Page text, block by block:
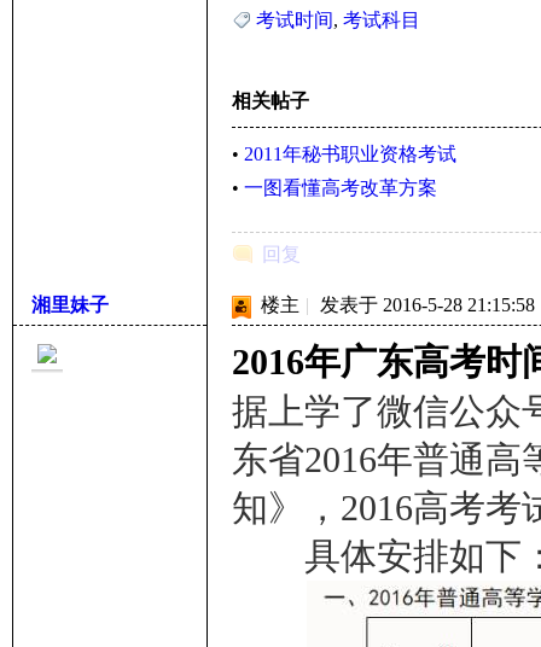
考试时间, 考试科目
相关帖子
• 2011年秘书职业资格考试
• 一图看懂高考改革方案
回复
湘里妹子 楼主 | 发表于 2016-5-28 21:15:58
2016年广东高考时
据上学了微信公众
东省2016年普通
知》，2016高考
具体安排如下